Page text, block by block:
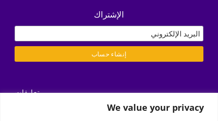
We value your privacy
الإشتراك
تعليقات